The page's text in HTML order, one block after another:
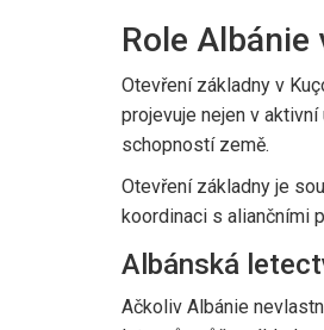
Role Albánie
Otevření základny v
projevuje nejen v
schopností země.
Otevření základny je
koordinaci s aliančními
Albánská
Ačkoliv Albánie